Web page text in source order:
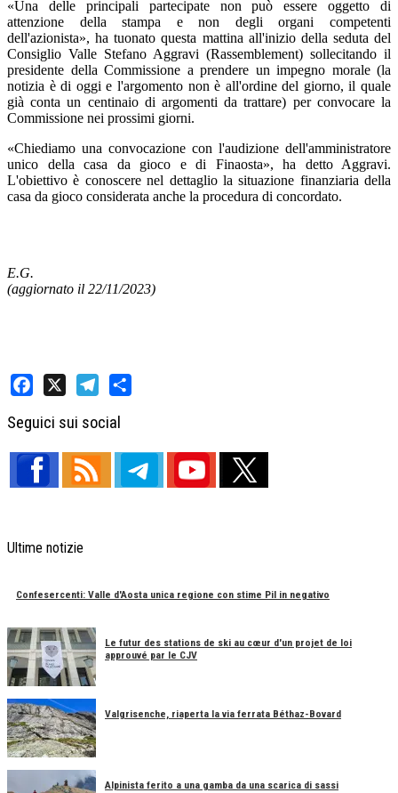
«Una delle principali partecipate non può essere oggetto di
attenzione della stampa e non degli organi competenti
dell'azionista», ha tuonato questa mattina all'inizio della seduta del
Consiglio Valle Stefano Aggravi (Rassemblement) sollecitando il
presidente della Commissione a prendere un impegno morale (la
notizia è di oggi e l'argomento non è all'ordine del giorno, il quale
già conta un centinaio di argomenti da trattare) per convocare la
Commissione nei prossimi giorni.
«Chiediamo una convocazione con l'audizione dell'amministratore
unico della casa da gioco e di Finaosta», ha detto Aggravi.
L'obiettivo è conoscere nel dettaglio la situazione finanziaria della
casa da gioco considerata anche la procedura di concordato.
E.G.
(aggiornato il 22/11/2023)
Seguici sui social
Ultime notizie
Confesercenti: Valle d'Aosta unica regione con stime Pil in negativo
Le futur des stations de ski au cœur d'un projet de loi
approuvé par le CJV
Valgrisenche, riaperta la via ferrata Béthaz-Bovard
Alpinista ferito a una gamba da una scarica di sassi